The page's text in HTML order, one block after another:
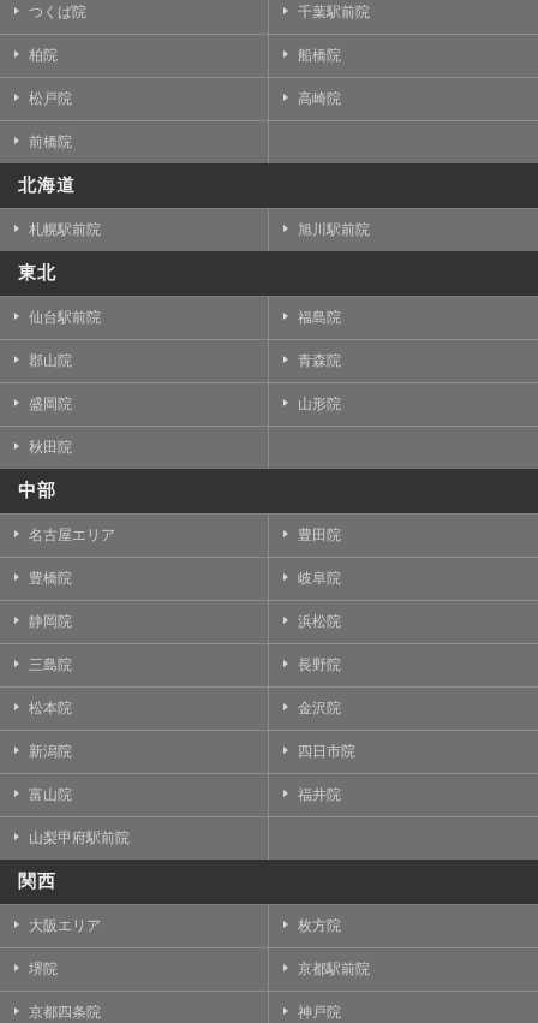
つくば院 千葉駅前院
柏院 船橋院
松戸院 高崎院
前橋院
北海道
札幌駅前院 旭川駅前院
東北
仙台駅前院 福島院
郡山院 青森院
盛岡院 山形院
秋田院
中部
名古屋エリア 豊田院
豊橋院 岐阜院
静岡院 浜松院
三島院 長野院
松本院 金沢院
新潟院 四日市院
富山院 福井院
山梨甲府駅前院
関西
大阪エリア 枚方院
堺院 京都駅前院
京都四条院 神戸院